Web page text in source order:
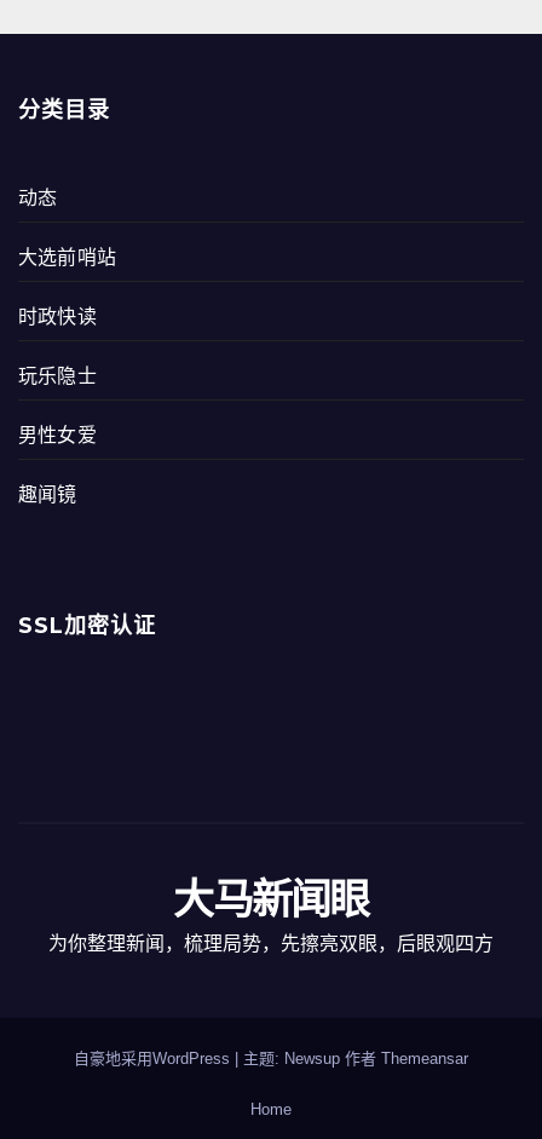
分类目录
动态
大选前哨站
时政快读
玩乐隐士
男性女爱
趣闻镜
SSL加密认证
大马新闻眼
为你整理新闻，梳理局势，先擦亮双眼，后眼观四方
自豪地采用WordPress 主题: Newsup 作者 Themeansar
Home